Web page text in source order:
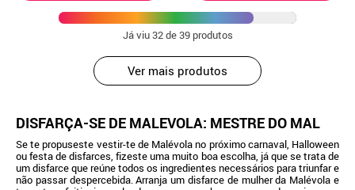
Já viu32de 39 produtos
Ver mais produtos
DISFARÇA-SE DE MALÉVOLA: MESTRE DO MAL
Se te propuseste vestir-te de Malévola no próximo carnaval, Halloween
ou festa de disfarces, fizeste uma muito boa escolha, já que se trata de
um disfarce que reúne todos os ingredientes necessários para triunfar e
não passar despercebida. Arranja um disfarce de mulher da Malévola e